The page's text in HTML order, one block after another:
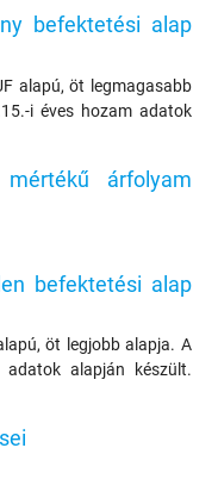
befektetési alap
alapú, öt legmagasabb
i éves hozam adatok
árfolyam
befektetési alap
öt legjobb alapja. A
alapján készült.